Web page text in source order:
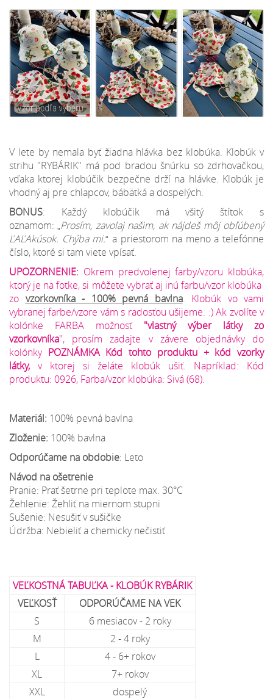
V lete by nemala byť žiadna hlávka bez klobúka. Klobúk v
strihu "RYBÁRIK" má pod bradou šnúrku so zdrhovačkou,
vďaka ktorej klobúčik bezpečne drží na hlávke. Klobúk je
vhodný aj pre chlapcov, bábätká a dospelých.
BONUS: Každý klobúčik má všitý štítok s
oznamom: Prosím, zavolaj našim, ak nájdeš môj obľúbený
ĽAĽAkúsok. Chýba mi.“ a priestorom na meno a telefónne
číslo, ktoré si tam viete vpísať.
UPOZORNENIE: Okrem predvolenej farby/vzoru klobúka,
ktorý je na fotke, si môžete vybrať aj inú farbu/vzor klobúka
zo vzorkovníka- 100% pevná bavlna. Klobúk vo vami
vybranej farbe/vzore vám s radosťou ušijeme. :) Ak zvolíte v
kolónke FARBA možnosť "vlastný výber látky zo
vzorkovníka", prosím zadajte v závere objednávky do
kolónky POZNÁMKA Kód tohto produktu + kód vzorky
látky, v ktorej si želáte klobúk ušiť. Napríklad: Kód
produktu: 0926, Farba/vzor klobúka: Sivá (68).
Materiál: 100% pevná bavlna
Zloženie: 100% bavlna
Odporúčame na obdobie: Leto
Návod na ošetrenie
Pranie: Prať šetrne pri teplote max. 30°C
Žehlenie: Žehliť na miernom stupni
Sušenie: Nesušiť v sušičke
Údržba: Nebieliť a chemicky nečistiť
VEĽKOSTNÁ TABUĽKA - KLOBÚK RYBÁRIK
VEĽKOSŤ
ODPORÚČAME NA VEK
S
6 mesiacov - 2 roky
M
2 - 4 roky
L
4 - 6+ rokov
XL
7+ rokov
XXL
dospelý